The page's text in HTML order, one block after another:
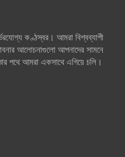
কণ্ঠস্বর। আমরা বিশ্বব্যাপী
আলোচনাগুলো আপনাদের সামনে
পথে আমরা একসাথে এগিয়ে চলি।